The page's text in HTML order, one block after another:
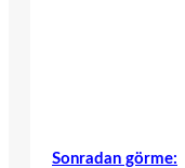
Sonradan görme: